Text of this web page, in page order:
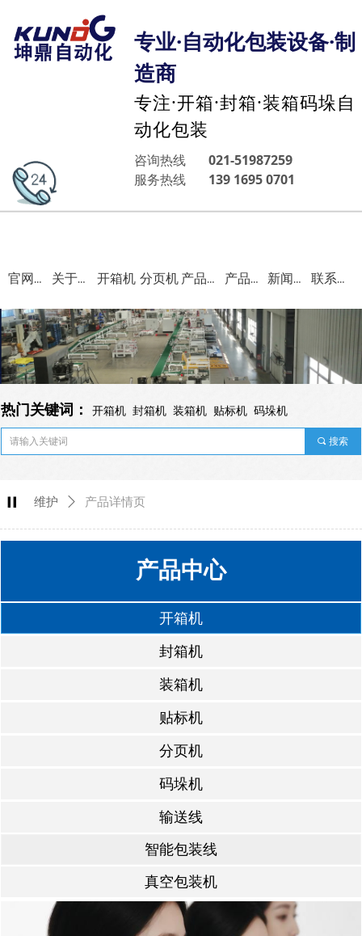
官网首页 关于我们 开箱机 分页机 产品中心 产品案例 新闻资讯 联系我们
专业·自动化包装设备·制
造商
专注·开箱·封箱·装箱码垛自
动化包装
咨询热线 021-51987259
服务热线
139 1695 0701
热门关键词： 开箱机 封箱机 装箱机 贴标机 码垛机
끠 搜索
产品中心
开箱机
封箱机
装箱机
贴标机
码垛机
输送线
智能包装线
分页机
真空包装机
维护 ꄲ 产品详情页
녑